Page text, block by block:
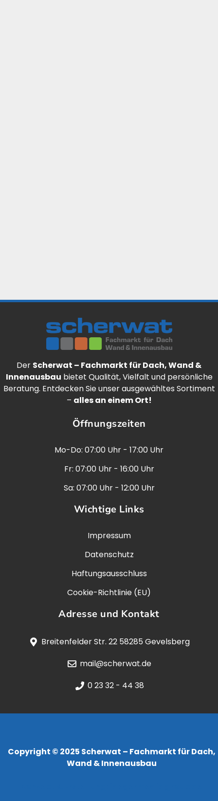
Der Scherwat – Fachmarkt für Dach, Wand &
Innenausbau bietet Qualität, Vielfalt und persönliche
Beratung. Entdecken Sie unser ausgewähltes Sortiment
– alles an einem Ort!
Öffnungszeiten
Mo-Do: 07:00 Uhr - 17:00 Uhr
Fr: 07:00 Uhr - 16:00 Uhr
Sa: 07:00 Uhr - 12:00 Uhr
Wichtige Links
Impressum
Datenschutz
Haftungsausschluss
Cookie-Richtlinie (EU)
Adresse und Kontakt
Breitenfelder Str. 22 58285 Gevelsberg
mail@scherwat.de
0 23 32 - 44 38
Copyright © 2025 Scherwat – Fachmarkt für Dach,
Wand & Innenausbau